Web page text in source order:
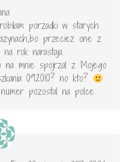
porzadki w starych
przeciez one z
na rok narastaja.
na mnie spojrzal z Mojego
09.2010? no kto?
pozostal na polce